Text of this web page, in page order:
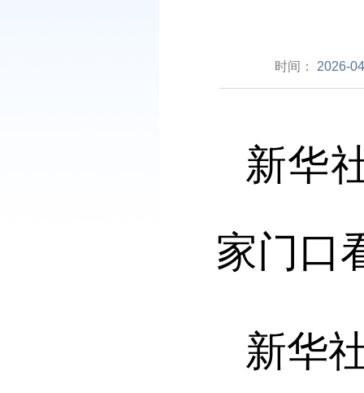
时间： 2026-
新华
家门口
新华